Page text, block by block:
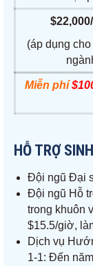
(áp dụng
Miễn phí
HỖ TRỢ
Đội ngũ Đại
Đội ngũ Hỗ
trong khuôn
$15.5/giờ,
Dịch vụ
1-1: Đến